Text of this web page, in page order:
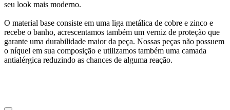
seu look mais moderno.
O material base consiste em uma liga metálica de cobre e zinco e
recebe o banho, acrescentamos também um verniz de proteção que
garante uma durabilidade maior da peça. Nossas peças não possuem
o níquel em sua composição e utilizamos também uma camada
antialérgica reduzindo as chances de alguma reação.